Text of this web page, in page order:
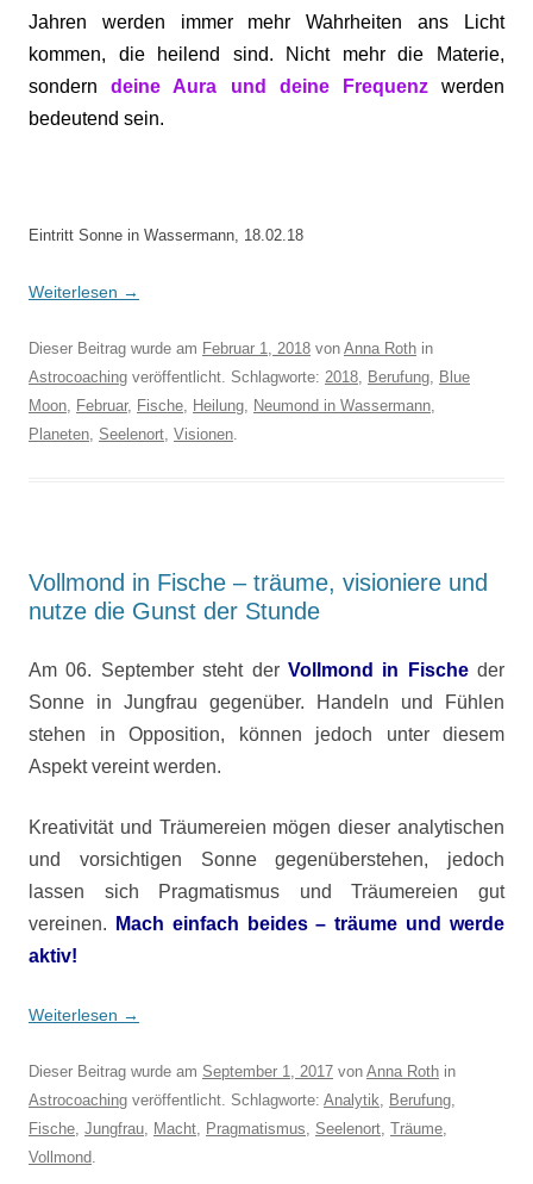
Jahren werden immer mehr Wahrheiten ans Licht
kommen, die heilend sind. Nicht mehr die Materie,
sonderndeine Aura und deine Frequenzwerden
bedeutend sein.
Eintritt Sonne in Wassermann, 18.02.18
Weiterlesen →
Dieser Beitrag wurde am Februar 1, 2018 von Anna Roth in
Astrocoaching veröffentlicht. Schlagworte: 2018, Berufung, Blue
Moon, Februar, Fische, Heilung, Neumond in Wassermann,
Planeten, Seelenort, Visionen.
Vollmond in Fische – träume, visioniere und
nutze die Gunst der Stunde
Am 06. September steht der Vollmond in Fischeder
Sonne in Jungfrau gegenüber. Handeln und Fühlen
stehen in Opposition, können jedoch unter diesem
Aspekt vereint werden.
Kreativität und Träumereien mögen dieser analytischen
und vorsichtigen Sonne gegenüberstehen, jedoch
lassen sich Pragmatismus und Träumereien gut
vereinen.
Mach einfach beides – träume und werde
aktiv!
Weiterlesen →
Dieser Beitrag wurde am September 1, 2017 von Anna Roth in
Astrocoaching veröffentlicht. Schlagworte: Analytik, Berufung,
Fische, Jungfrau, Macht, Pragmatismus, Seelenort, Träume,
Vollmond.